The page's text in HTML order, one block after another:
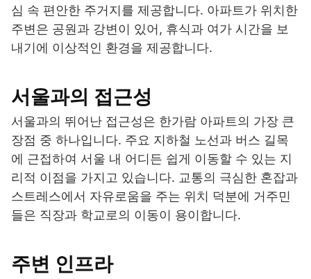
심 속 편안한 주거지를 제공합니다. 아파트가 위치한
주변은 공원과 강변이 있어, 휴식과 여가 시간을 보
내기에 이상적인 환경을 제공합니다.
서울과의 접근성
서울과의 뛰어난 접근성은 한가람 아파트의 가장 큰
장점 중 하나입니다. 주요 지하철 노선과 버스 길목
에 근접하여 서울 내 어디든 쉽게 이동할 수 있는 지
리적 이점을 가지고 있습니다. 교통의 극심한 혼잡과
스트레스에서 자유로움을 주는 위치 덕분에 거주민
들은 직장과 학교로의 이동이 용이합니다.
주변 인프라